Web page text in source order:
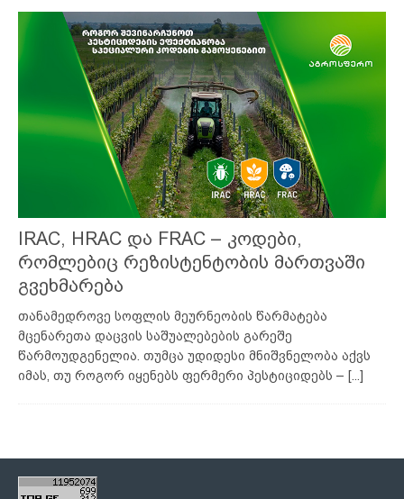
IRAC, HRAC და FRAC – კოდები,
რომლებიც რეზისტენტობის მართვაში
გვეხმარება
თანამედროვე სოფლის მეურნეობის წარმატება
მცენარეთა დაცვის საშუალებების გარეშე
წარმოუდგენელია. თუმცა უდიდესი მნიშვნელობა აქვს
იმას, თუ როგორ იყენებს ფერმერი პესტიციდებს – [...]